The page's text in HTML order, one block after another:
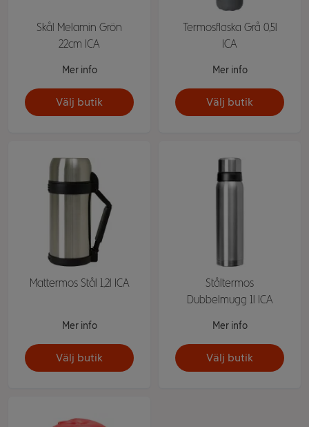
Skål Melamin Grön
22cm ICA
Mer info
Välj butik
Termosflaska Grå 0,5l
ICA
Mer info
Välj butik
Mattermos Stål 1,2l ICA
Mer info
Välj butik
Ståltermos
Dubbelmugg 1l ICA
Mer info
Välj butik